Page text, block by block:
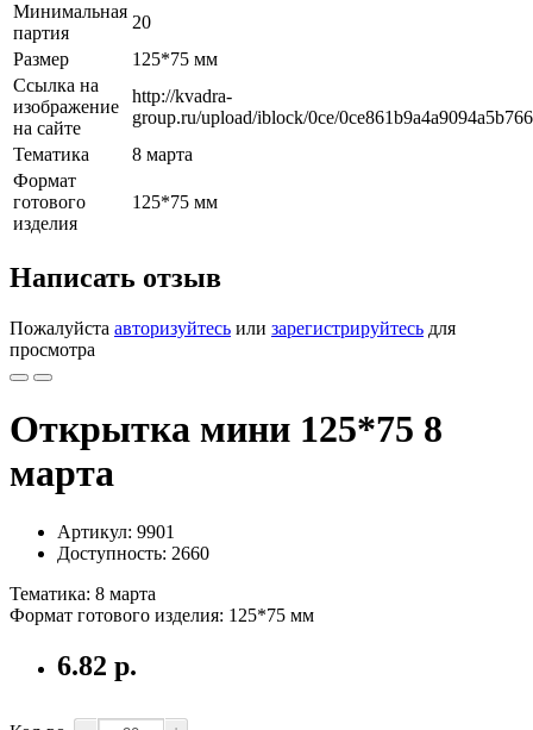
Минимальная
партия
20
Размер
125*75 мм
Ссылка на
изображение
на сайте
http://kvadra-
group.ru/upload/iblock/0ce/
Тематика
8 марта
Формат
готового
изделия
125*75 мм
Написать отзыв
Пожалуйста авторизуйтесь или зарегистрируйтесь для
просмотра
Открытка мини 125*75 8
марта
Артикул: 9901
Доступность: 2660
Тематика: 8 марта
Формат готового изделия: 125*75 мм
6.82 р.